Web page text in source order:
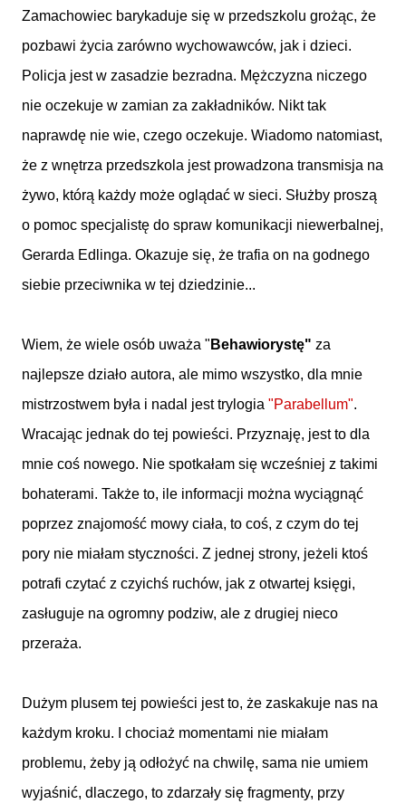
Zamachowiec barykaduje się w przedszkolu grożąc, że
pozbawi życia zarówno wychowawców, jak i dzieci.
Policja jest w zasadzie bezradna. Mężczyzna niczego
nie oczekuje w zamian za zakładników. Nikt tak
naprawdę nie wie, czego oczekuje. Wiadomo natomiast,
że z wnętrza przedszkola jest prowadzona transmisja na
żywo, którą każdy może oglądać w sieci. Służby proszą
o pomoc specjalistę do spraw komunikacji niewerbalnej,
Gerarda Edlinga. Okazuje się, że trafia on na godnego
siebie przeciwnika w tej dziedzinie...
Wiem, że wiele osób uważa " Behawiorystę" za
najlepsze działo autora, ale mimo wszystko, dla mnie
mistrzostwem była i nadal jest trylogia "Parabellum".
Wracając jednak do tej powieści. Przyznaję, jest to dla
mnie coś nowego. Nie spotkałam się wcześniej z takimi
bohaterami. Także to, ile informacji można wyciągnąć
poprzez znajomość mowy ciała, to coś, z czym do tej
pory nie miałam styczności. Z jednej strony, jeżeli ktoś
potrafi czytać z czyichś ruchów, jak z otwartej księgi,
zasługuje na ogromny podziw, ale z drugiej nieco
przeraża.
Dużym plusem tej powieści jest to, że zaskakuje nas na
każdym kroku. I chociaż momentami nie miałam
problemu, żeby ją odłożyć na chwilę, sama nie umiem
wyjaśnić, dlaczego, to zdarzały się fragmenty, przy